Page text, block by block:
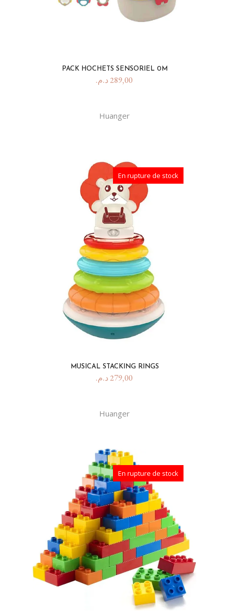
PACK HOCHETS SENSORIEL 0M
289,00د.م.
Huanger
En rupture de stock
MUSICAL STACKING RINGS
279,00د.م.
Huanger
En rupture de stock